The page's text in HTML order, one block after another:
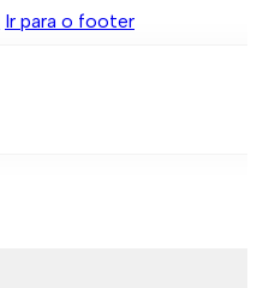
Ir para o footer